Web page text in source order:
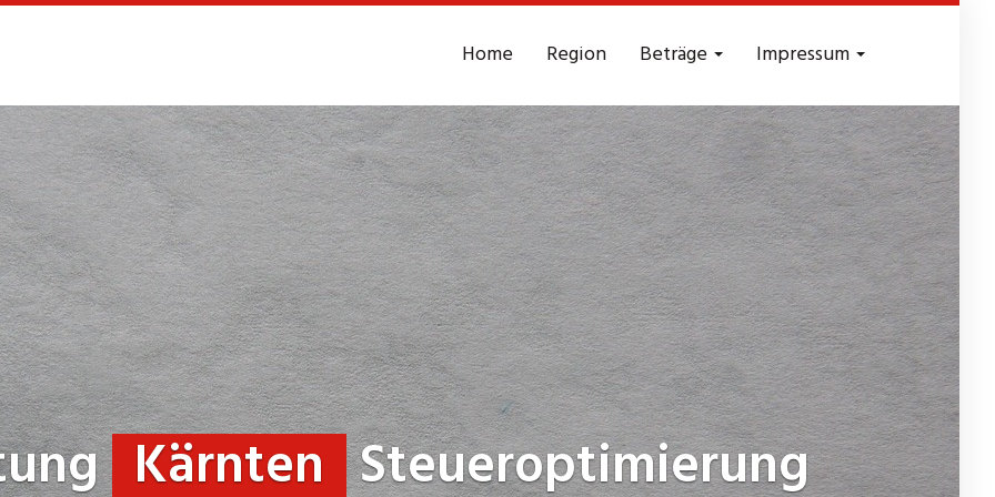
Home Region Beträge Impressum
Kärnten Steueroptimierung